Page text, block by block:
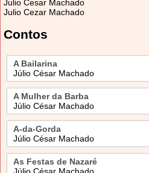
Julio Cesar Machado
Julio Cezar Machado
Contos
A Bailarina
Júlio César Machado
A Mulher da Barba
Júlio César Machado
A-da-Gorda
Júlio César Machado
As Festas de Nazaré